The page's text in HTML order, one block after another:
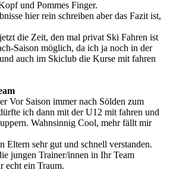
und Pommes Finger.
hier rein schreiben aber das Fazit ist,
die Zeit, den mal privat Ski Fahren ist
Saison möglich, da ich ja noch in der
auch im Skiclub die Kurse mit fahren
Vor Saison immer nach Sölden zum
ich dann mit der U12 mit fahren und
Wahnsinnig Cool, mehr fällt mir
Eltern sehr gut und schnell verstanden.
jungen Trainer/innen in Ihr Team
echt ein Traum.